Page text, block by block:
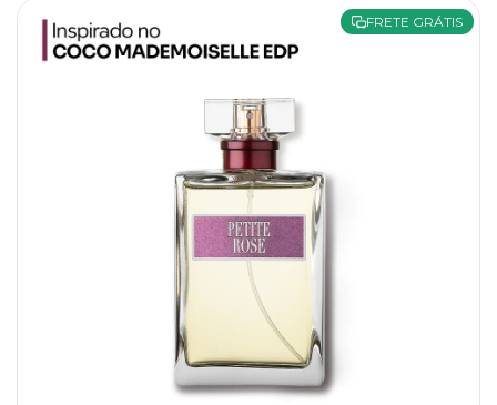
FRETE GRÁTIS